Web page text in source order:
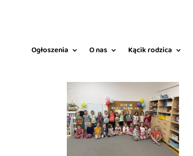
Ogłoszenia O nas Kącik rodzica